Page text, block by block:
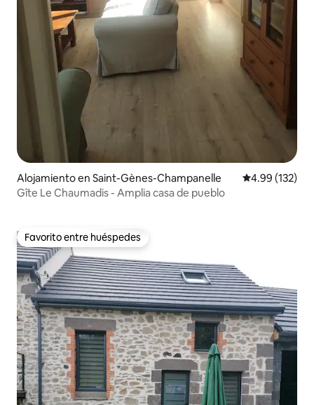
Alojamiento en Saint-Gènes-Champanelle Calificación
4.99 (132)
Gîte Le Chaumadis - Amplia casa de pueblo
Favorito entre huéspedes
Favorito entre huéspedes